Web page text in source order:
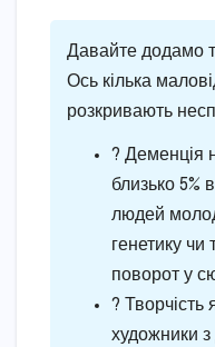
Давайте додамо
Ось кілька
розкривають
? Деменція
близько 5%
людей
генетику чи
поворот у
? Творчість
художники